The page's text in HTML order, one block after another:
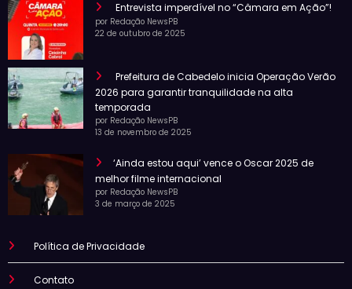
Entrevista imperdível no “Câmara em Ação”!
por Redação NewsPB
22 de outubro de 2025
Prefeitura de Cabedelo inicia Operação Verão
2026 para garantir tranquilidade na alta
temporada
por Redação NewsPB
13 de novembro de 2025
‘Ainda estou aqui’ vence o Oscar 2025 de
melhor filme internacional
por Redação NewsPB
3 de março de 2025
Política de Privacidade
Contato